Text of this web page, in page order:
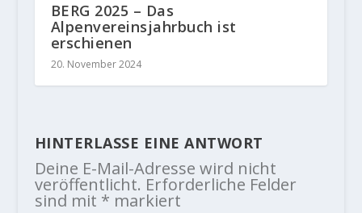
BERG 2025 – Das
Alpenvereinsjahrbuch ist
erschienen
20. November 2024
HINTERLASSE EINE ANTWORT
Deine E-Mail-Adresse wird nicht
veröffentlicht. Erforderliche Felder
sind mit * markiert